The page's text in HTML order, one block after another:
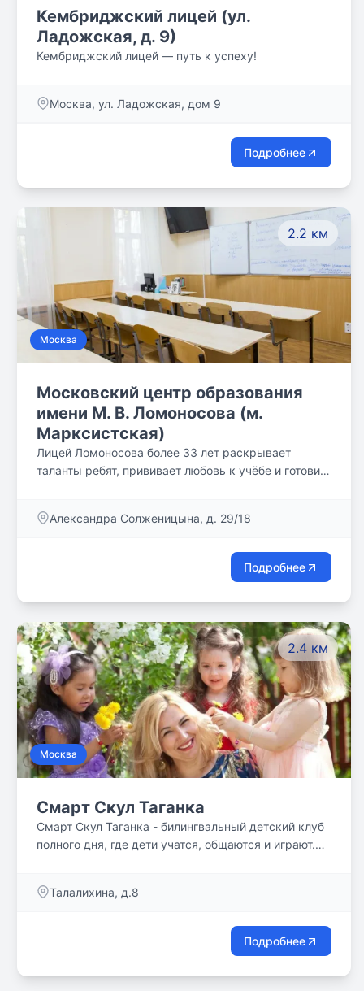
Кембриджский лицей (ул.
Ладожская, д. 9)
Кембриджский лицей — путь к успеху!
Москва, ул. Ладожская, дом 9
Подробнее
2.2 км
Москва
Московский центр образования
имени М. В. Ломоносова (м.
Марксистская)
Лицей Ломоносова более 33 лет раскрывает
таланты ребят, прививает любовь к учёбе и готовит
Александра Солженицына, д. 29/18
Подробнее
2.4 км
Москва
Смарт Скул Таганка
Смарт Скул Таганка - билингвальный детский клуб
полного дня, где дети учатся, общаются и играют.
Талалихина, д.8
Подробнее